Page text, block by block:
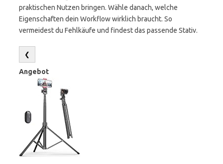
praktischen Nutzen bringen. Wähle danach, welche
Eigenschaften dein Workflow wirklich braucht. So
vermeidest du Fehlkäufe und findest das passende Stativ.
❮
Angebot